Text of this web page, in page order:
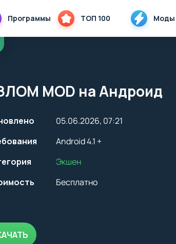
Программы ТОП 100 Моды
MOD на Андроид
05.06.2026, 07:21
Android 4.1 +
установкой приложения на устройство с Android, стоит
версию OS. Мы всегда указываем минимальные
Экшен
Бесплатно